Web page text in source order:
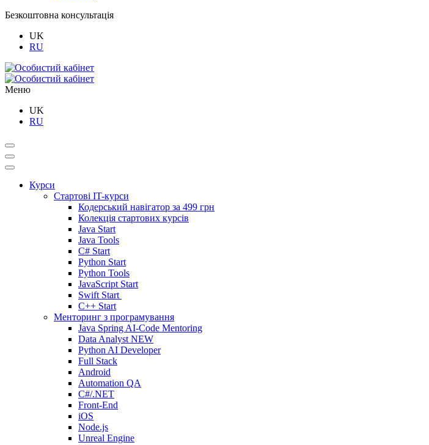
Безкоштовна консультація
UK
RU
Меню
UK
RU
Курси
Стартові IT-курси
Кодерський навігатор за 499 грн
Колекція стартових курсів
Java Start
Java Tools
C# Start
Python Start
Python Tools
JavaScript Start
Swift Start
C++ Start
Менторинг з програмування
Java Spring AI-Code Mentoring
Data Analyst NEW
Python AI Developer
Full Stack
Android
Automation QA
C#/.NET
Front-End
iOS
Node.js
Unreal Engine